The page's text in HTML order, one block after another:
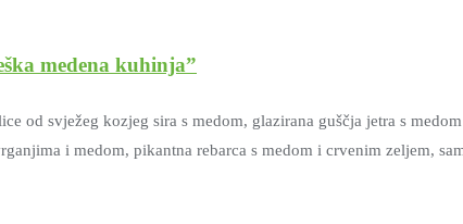
medena kuhinja”
od svježeg kozjeg sira s medom, glazirana guščja jetra s
i medom, pikantna rebarca s medom i crvenim zeljem,